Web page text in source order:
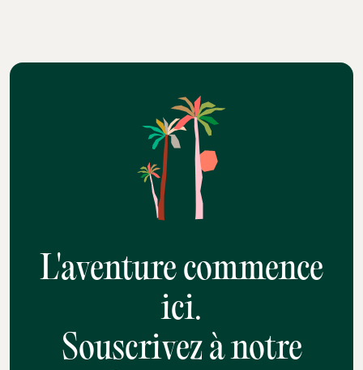
L'aventure commence
ici.
Souscrivez à notre